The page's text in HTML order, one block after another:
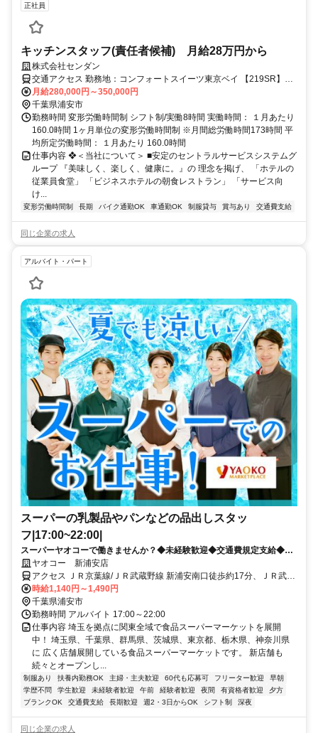
正社員
キッチンスタッフ(責任者候補) 月給28万円から
株式会社センダン
交通アクセス 勤務地：コンフォートスイーツ東京ベイ 【219SR】中
途採用窓口
月給280,000円～350,000円
千葉県浦安市
勤務時間 変形労働時間制 シフト制/実働8時間 実働時間： １月あたり
160.0時間 1ヶ月単位の変形労働時間制 ※月間総労働時間173時間 平
均所定労働時間： １月あたり 160.0時間
仕事内容 ❖＜当社について＞ ■安定のセントラルサービスシステムグ
ループ 『美味しく、楽しく、健康に。』の 理念を掲げ、 「ホテルの
従業員食堂」 「ビジネスホテルの朝食レストラン」 「サービス向
け...
変形労働時間制 長期 バイク通勤OK 車通勤OK 制服貸与 賞与あり 交通費支給
同じ企業の求人
アルバイト・パート
スーパーの乳製品やパンなどの品出しスタッ
フ|17:00~22:00|
スーパーヤオコーで働きませんか？◆未経験歓迎◆交通費規定支給◆福
利厚生充実
ヤオコー 新浦安店
アクセス ＪＲ京葉線/ＪＲ武蔵野線 新浦安南口徒歩約17分、ＪＲ武蔵
野線 市川塩浜北口徒歩約41分、ＪＲ京葉線 市川塩浜北口徒歩約41分
JR京葉線 新浦安駅より徒歩17分 車通勤不可 バイク通勤 OK 自転車通
勤 OK
時給1,140円～1,490円
千葉県浦安市
勤務時間 アルバイト 17:00～22:00
仕事内容 埼玉を拠点に関東全域で食品スーパーマーケットを展開
中！ 埼玉県、千葉県、群馬県、茨城県、東京都、栃木県、神奈川県
に 広く店舗展開している食品スーパーマーケットです。 新店舗も
続々とオープンし...
制服あり 扶養内勤務OK 主婦・主夫歓迎 60代も応募可 フリーター歓迎
早朝
学歴不問
学生歓迎 未経験者歓迎 午前 経験者歓迎 夜間 有資格者歓迎
夕方
ブランクOK
交通費支給 長期歓迎 週2・3日からOK シフト制 深夜
同じ企業の求人